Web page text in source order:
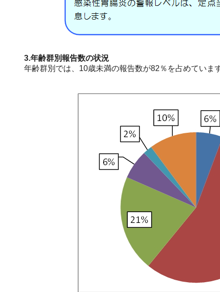
3.年齢群別報告数の状況
年齢群別では、10歳未満の報告数が82％を占めていま